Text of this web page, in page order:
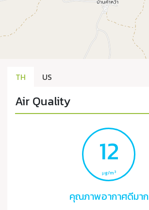
TH US
Air Quality
12
μg/m3
คุณภาพอากาศดีมาก